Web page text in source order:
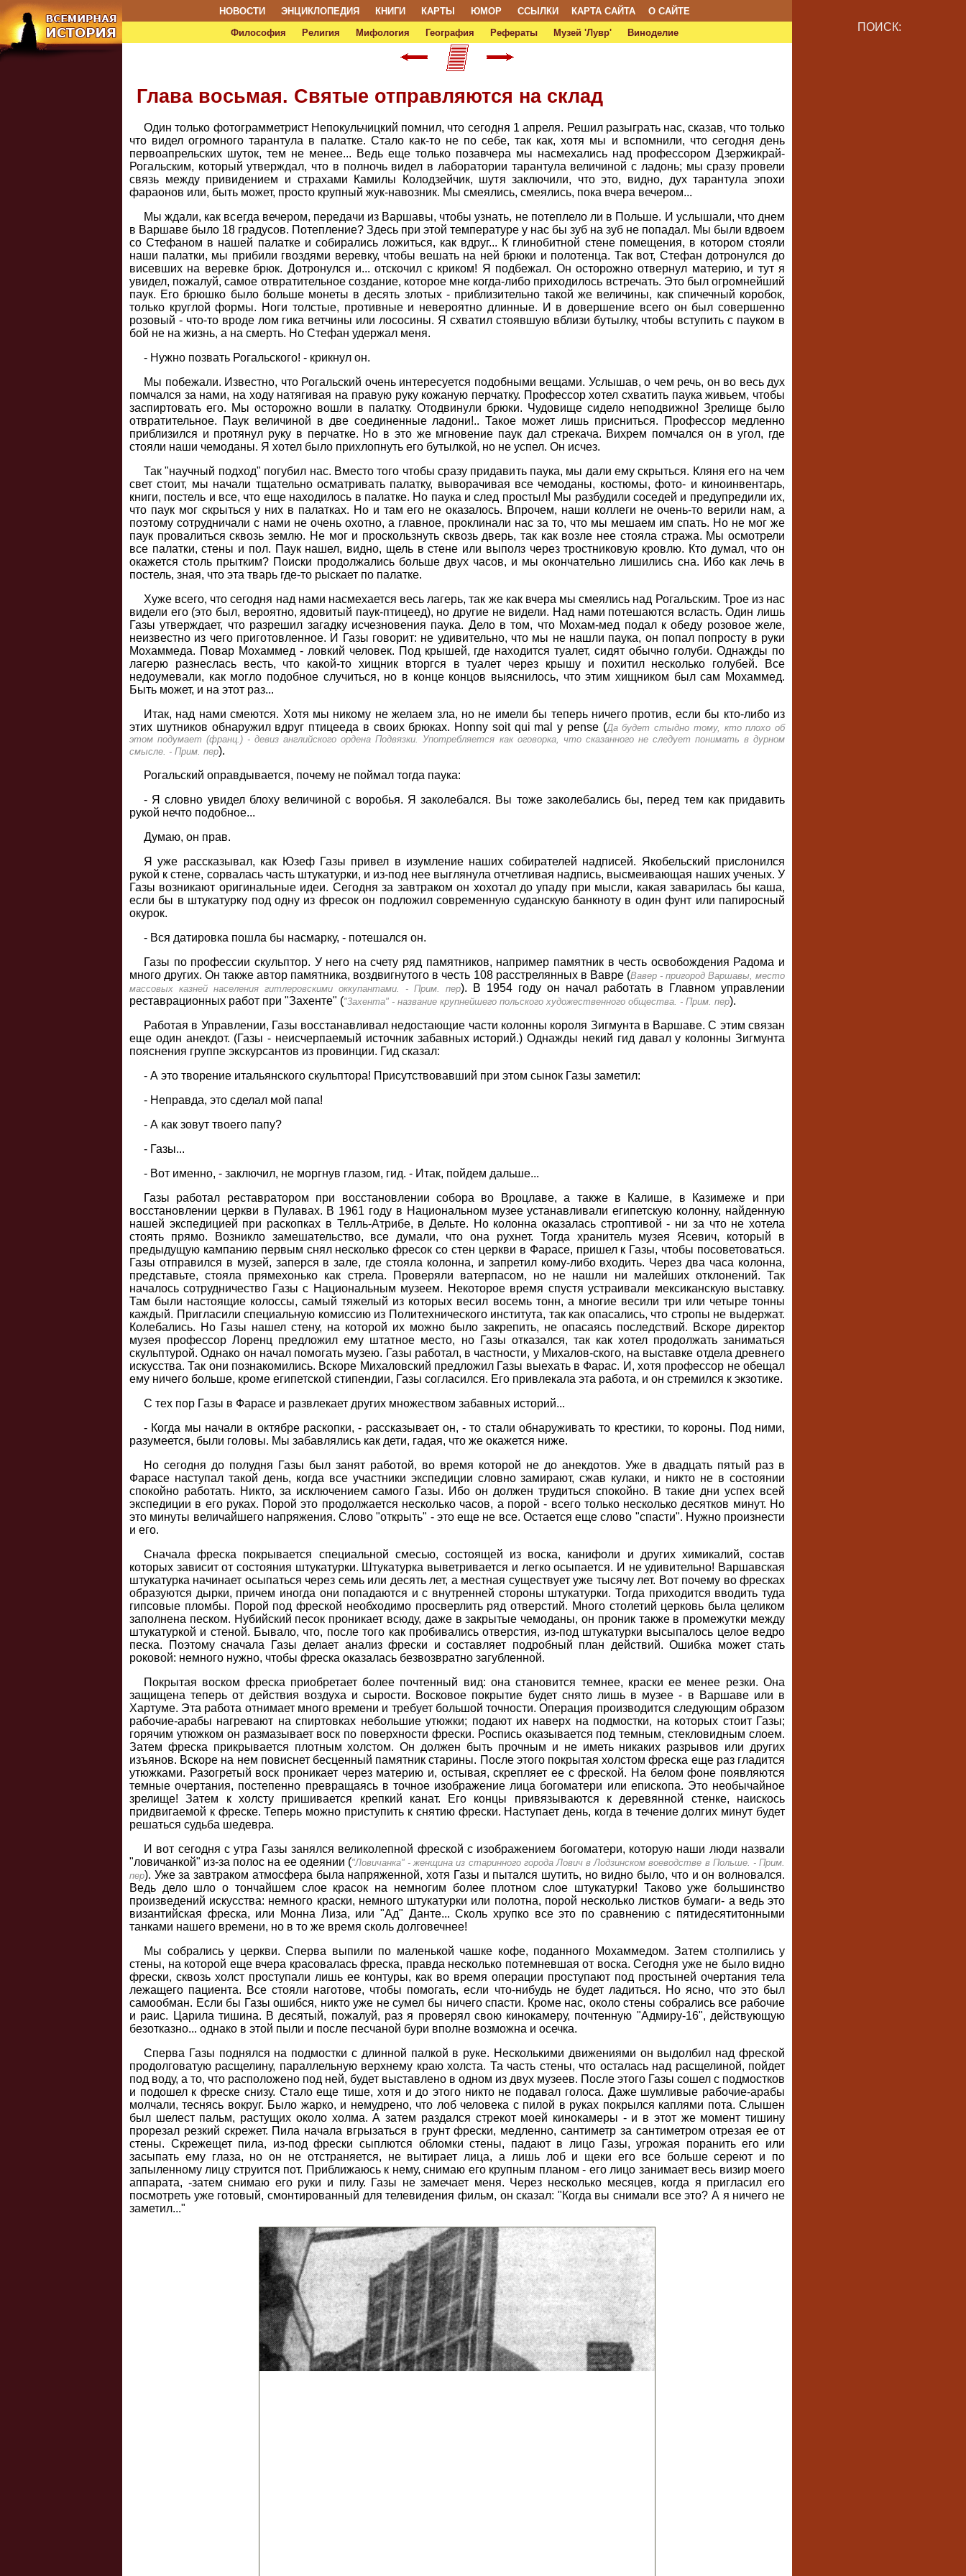
НОВОСТИ ЭНЦИКЛОПЕДИЯ КНИГИ КАРТЫ ЮМОР ССЫЛКИ КАРТА САЙТА
О САЙТЕ
Философия
Религия Мифология География Рефераты Музей 'Лувр' Виноделие ПОИСК:
Глава восьмая. Святые отправляются на склад
Один только фотограмметрист Непокульчицкий помнил, что сегодня 1 апреля. Решил разыграть нас, сказав, что только
что видел огромного тарантула в палатке. Стало как-то не по себе, так как, хотя мы и вспомнили, что сегодня день
первоапрельских шуток, тем не менее... Ведь еще только позавчера мы насмехались над профессором Дзержикрай-
Рогальским, который утверждал, что в полночь видел в лаборатории тарантула величиной с ладонь; мы сразу провели
связь между привидением и страхами Камилы Колодзейчик, шутя заключили, что это, видно, дух тарантула эпохи
фараонов или, быть может, просто крупный жук-навозник. Мы смеялись, смеялись, пока вчера вечером...
Мы ждали, как всегда вечером, передачи из Варшавы, чтобы узнать, не потеплело ли в Польше. И услышали, что днем
в Варшаве было 18 градусов. Потепление? Здесь при этой температуре у нас бы зуб на зуб не попадал. Мы были вдвоем
со Стефаном в нашей палатке и собирались ложиться, как вдруг... К глинобитной стене помещения, в котором стояли
наши палатки, мы прибили гвоздями веревку, чтобы вешать на ней брюки и полотенца. Так вот, Стефан дотронулся до
висевших на веревке брюк. Дотронулся и... отскочил с криком! Я подбежал. Он осторожно отвернул материю, и тут я
увидел, пожалуй, самое отвратительное создание, которое мне когда-либо приходилось встречать. Это был огромнейший
паук. Его брюшко было больше монеты в десять злотых - приблизительно такой же величины, как спичечный коробок,
только круглой формы. Ноги толстые, противные и невероятно длинные. И в довершение всего он был совершенно
розовый - что-то вроде лом гика ветчины или лососины. Я схватил стоявшую вблизи бутылку, чтобы вступить с пауком в
бой не на жизнь, а на смерть. Но Стефан удержал меня.
- Нужно позвать Рогальского! - крикнул он.
Мы побежали. Известно, что Рогальский очень интересуется подобными вещами. Услышав, о чем речь, он во весь дух
помчался за нами, на ходу натягивая на правую руку кожаную перчатку. Профессор хотел схватить паука живьем, чтобы
заспиртовать его. Мы осторожно вошли в палатку. Отодвинули брюки. Чудовище сидело неподвижно! Зрелище было
отвратительное. Паук величиной в две соединенные ладони!.. Такое может лишь присниться. Профессор медленно
приблизился и протянул руку в перчатке. Но в это же мгновение паук дал стрекача. Вихрем помчался он в угол, где
стояли наши чемоданы. Я хотел было прихлопнуть его бутылкой, но не успел. Он исчез.
Так "научный подход" погубил нас. Вместо того чтобы сразу придавить паука, мы дали ему скрыться. Кляня его на чем
свет стоит, мы начали тщательно осматривать палатку, выворачивая все чемоданы, костюмы, фото- и киноинвентарь,
книги, постель и все, что еще находилось в палатке. Но паука и след простыл! Мы разбудили соседей и предупредили их,
что паук мог скрыться у них в палатках. Но и там его не оказалось. Впрочем, наши коллеги не очень-то верили нам, а
поэтому сотрудничали с нами не очень охотно, а главное, проклинали нас за то, что мы мешаем им спать. Но не мог же
паук провалиться сквозь землю. Не мог и проскользнуть сквозь дверь, так как возле нее стояла стража. Мы осмотрели
все палатки, стены и пол. Паук нашел, видно, щель в стене или выполз через тростниковую кровлю. Кто думал, что он
окажется столь прытким? Поиски продолжались больше двух часов, и мы окончательно лишились сна. Ибо как лечь в
постель, зная, что эта тварь где-то рыскает по палатке.
Хуже всего, что сегодня над нами насмехается весь лагерь, так же как вчера мы смеялись над Рогальским. Трое из нас
видели его (это был, вероятно, ядовитый паук-птицеед), но другие не видели. Над нами потешаются всласть. Один лишь
Газы утверждает, что разрешил загадку исчезновения паука. Дело в том, что Мохам-мед подал к обеду розовое желе,
неизвестно из чего приготовленное. И Газы говорит: не удивительно, что мы не нашли паука, он попал попросту в руки
Мохаммеда. Повар Мохаммед - ловкий человек. Под крышей, где находится туалет, сидят обычно голуби. Однажды по
лагерю разнеслась весть, что какой-то хищник вторгся в туалет через крышу и похитил несколько голубей. Все
недоумевали, как могло подобное случиться, но в конце концов выяснилось, что этим хищником был сам Мохаммед.
Быть может, и на этот раз...
Итак, над нами смеются. Хотя мы никому не желаем зла, но не имели бы теперь ничего против, если бы кто-либо из
этих шутников обнаружил вдруг птицееда в своих брюках. Honny soit qui mal у pense (Да будет стыдно тому, кто плохо об
этом подумает (франц.) - девиз английского ордена Подвязки. Употребляется как оговорка, что сказанного не следует понимать в дурном
смысле. - Прим. пер).
Рогальский оправдывается, почему не поймал тогда паука:
- Я словно увидел блоху величиной с воробья. Я заколебался. Вы тоже заколебались бы, перед тем как придавить
рукой нечто подобное...
Думаю, он прав.
Я уже рассказывал, как Юзеф Газы привел в изумление наших собирателей надписей. Якобельский прислонился
рукой к стене, сорвалась часть штукатурки, и из-под нее выглянула отчетливая надпись, высмеивающая наших ученых. У
Газы возникают оригинальные идеи. Сегодня за завтраком он хохотал до упаду при мысли, какая заварилась бы каша,
если бы в штукатурку под одну из фресок он подложил современную суданскую банкноту в один фунт или папиросный
окурок.
- Вся датировка пошла бы насмарку, - потешался он.
Газы по профессии скульптор. У него на счету ряд памятников, например памятник в честь освобождения Радома и
много других. Он также автор памятника, воздвигнутого в честь 108 расстрелянных в Вавре (Вавер - пригород Варшавы, место
массовых казней населения гитлеровскими оккупантами. - Прим. пер). В 1954 году он начал работать в Главном управлении
реставрационных работ при "Захенте" ("3ахента" - название крупнейшего польского художественного общества. - Прим. пер).
Работая в Управлении, Газы восстанавливал недостающие части колонны короля Зигмунта в Варшаве. С этим связан
еще один анекдот. (Газы - неисчерпаемый источник забавных историй.) Однажды некий гид давал у колонны Зигмунта
пояснения группе экскурсантов из провинции. Гид сказал:
- А это творение итальянского скульптора! Присутствовавший при этом сынок Газы заметил:
- Неправда, это сделал мой папа!
- А как зовут твоего папу?
- Газы...
- Вот именно, - заключил, не моргнув глазом, гид. - Итак, пойдем дальше...
Газы работал реставратором при восстановлении собора во Вроцлаве, а также в Калише, в Казимеже и при
восстановлении церкви в Пулавах. В 1961 году в Национальном музее устанавливали египетскую колонну, найденную
нашей экспедицией при раскопках в Телль-Атрибе, в Дельте. Но колонна оказалась строптивой - ни за что не хотела
стоять прямо. Возникло замешательство, все думали, что она рухнет. Тогда хранитель музея Ясевич, который в
предыдущую кампанию первым снял несколько фресок со стен церкви в Фарасе, пришел к Газы, чтобы посоветоваться.
Газы отправился в музей, заперся в зале, где стояла колонна, и запретил кому-либо входить. Через два часа колонна,
представьте, стояла прямехонько как стрела. Проверяли ватерпасом, но не нашли ни малейших отклонений. Так
началось сотрудничество Газы с Национальным музеем. Некоторое время спустя устраивали мексиканскую выставку.
Там были настоящие колоссы, самый тяжелый из которых весил восемь тонн, а многие весили три или четыре тонны
каждый. Пригласили специальную комиссию из Политехнического института, так как опасались, что стропы не выдержат.
Колебались. Но Газы нашел стену, на которой их можно было закрепить, не опасаясь последствий. Вскоре директор
музея профессор Лоренц предложил ему штатное место, но Газы отказался, так как хотел продолжать заниматься
скульптурой. Однако он начал помогать музею. Газы работал, в частности, у Михалов-ского, на выставке отдела древнего
искусства. Так они познакомились. Вскоре Михаловский предложил Газы выехать в Фарас. И, хотя профессор не обещал
ему ничего больше, кроме египетской стипендии, Газы согласился. Его привлекала эта работа, и он стремился к экзотике.
С тех пор Газы в Фарасе и развлекает других множеством забавных историй...
- Когда мы начали в октябре раскопки, - рассказывает он, - то стали обнаруживать то крестики, то короны. Под ними,
разумеется, были головы. Мы забавлялись как дети, гадая, что же окажется ниже.
Но сегодня до полудня Газы был занят работой, во время которой не до анекдотов. Уже в двадцать пятый раз в
Фарасе наступал такой день, когда все участники экспедиции словно замирают, сжав кулаки, и никто не в состоянии
спокойно работать. Никто, за исключением самого Газы. Ибо он должен трудиться спокойно. В такие дни успех всей
экспедиции в его руках. Порой это продолжается несколько часов, а порой - всего только несколько десятков минут. Но
это минуты величайшего напряжения. Слово "открыть" - это еще не все. Остается еще слово "спасти". Нужно произнести
и его.
Сначала фреска покрывается специальной смесью, состоящей из воска, канифоли и других химикалий, состав
которых зависит от состояния штукатурки. Штукатурка выветривается и легко осыпается. И не удивительно! Варшавская
штукатурка начинает осыпаться через семь или десять лет, а местная существует уже тысячу лет. Вот почему во фресках
образуются дырки, причем иногда они попадаются и с внутренней стороны штукатурки. Тогда приходится вводить туда
гипсовые пломбы. Порой под фреской необходимо просверлить ряд отверстий. Много столетий церковь была целиком
заполнена песком. Нубийский песок проникает всюду, даже в закрытые чемоданы, он проник также в промежутки между
штукатуркой и стеной. Бывало, что, после того как пробивались отверстия, из-под штукатурки высыпалось целое ведро
песка. Поэтому сначала Газы делает анализ фрески и составляет подробный план действий. Ошибка может стать
роковой: немного нужно, чтобы фреска оказалась безвозвратно загубленной.
Покрытая воском фреска приобретает более почтенный вид: она становится темнее, краски ее менее резки. Она
защищена теперь от действия воздуха и сырости. Восковое покрытие будет снято лишь в музее - в Варшаве или в
Хартуме. Эта работа отнимает много времени и требует большой точности. Операция производится следующим образом
рабочие-арабы нагревают на спиртовках небольшие утюжки; подают их наверх на подмостки, на которых стоит Газы;
горячим утюжком он размазывает воск по поверхности фрески. Роспись оказывается под темным, стекловидным слоем.
Затем фреска прикрывается плотным холстом. Он должен быть прочным и не иметь никаких разрывов или других
изъянов. Вскоре на нем повиснет бесценный памятник старины. После этого покрытая холстом фреска еще раз гладится
утюжками. Разогретый воск проникает через материю и, остывая, скрепляет ее с фреской. На белом фоне появляются
темные очертания, постепенно превращаясь в точное изображение лица богоматери или епископа. Это необычайное
зрелище! Затем к холсту пришивается крепкий канат. Его концы привязываются к деревянной стенке, наискось
придвигаемой к фреске. Теперь можно приступить к снятию фрески. Наступает день, когда в течение долгих минут будет
решаться судьба шедевра.
И вот сегодня с утра Газы занялся великолепной фреской с изображением богоматери, которую наши люди назвали
"ловичанкой" из-за полос на ее одеянии ("Ловичанка" - женщина из старинного города Лович в Лодзинском воеводстве в Польше. - Прим.
пер). Уже за завтраком атмосфера была напряженной, хотя Газы и пытался шутить, но видно было, что и он волновался.
Ведь дело шло о тончайшем слое красок на немногим более плотном слое штукатурки! Таково уже большинство
произведений искусства: немного краски, немного штукатурки или полотна, порой несколько листков бумаги- а ведь это
византийская фреска, или Монна Лиза, или "Ад" Данте... Сколь хрупко все это по сравнению с пятидесятитонными
танками нашего времени, но в то же время сколь долговечнее!
Мы собрались у церкви. Сперва выпили по маленькой чашке кофе, поданного Мохаммедом. Затем столпились у
стены, на которой еще вчера красовалась фреска, правда несколько потемневшая от воска. Сегодня уже не было видно
фрески, сквозь холст проступали лишь ее контуры, как во время операции проступают под простыней очертания тела
лежащего пациента. Все стояли наготове, чтобы помогать, если что-нибудь не будет ладиться. Но ясно, что это был
самообман. Если бы Газы ошибся, никто уже не сумел бы ничего спасти. Кроме нас, около стены собрались все рабочие
и раис. Царила тишина. В десятый, пожалуй, раз я проверял свою кинокамеру, почтенную "Адмиру-16", действующую
безотказно... однако в этой пыли и после песчаной бури вполне возможна и осечка.
Сперва Газы поднялся на подмостки с длинной палкой в руке. Несколькими движениями он выдолбил над фреской
продолговатую расщелину, параллельную верхнему краю холста. Та часть стены, что осталась над расщелиной, пойдет
под воду, а то, что расположено под ней, будет выставлено в одном из двух музеев. После этого Газы сошел с подмостков
и подошел к фреске снизу. Стало еще тише, хотя и до этого никто не подавал голоса. Даже шумливые рабочие-арабы
молчали, теснясь вокруг. Было жарко, и немудрено, что лоб человека с пилой в руках покрылся каплями пота. Слышен
был шелест пальм, растущих около холма. А затем раздался стрекот моей кинокамеры - и в этот же момент тишину
прорезал резкий скрежет. Пила начала вгрызаться в грунт фрески, медленно, сантиметр за сантиметром отрезая ее от
стены. Скрежещет пила, из-под фрески сыплются обломки стены, падают в лицо Газы, угрожая поранить его или
засыпать ему глаза, но он не отстраняется, не вытирает лица, а лишь лоб и щеки его все больше сереют и по
запыленному лицу струится пот. Приближаюсь к нему, снимаю его крупным планом - его лицо занимает весь визир моего
аппарата, -затем снимаю его руки и пилу. Газы не замечает меня. Через несколько месяцев, когда я пригласил его
посмотреть уже готовый, смонтированный для телевидения фильм, он сказал: "Когда вы снимали все это? А я ничего не
заметил..."